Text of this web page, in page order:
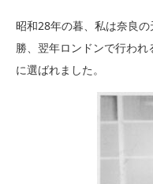
昭和28年の暮、私は奈良
勝、翌年ロンドンで行わ
に選ばれました。